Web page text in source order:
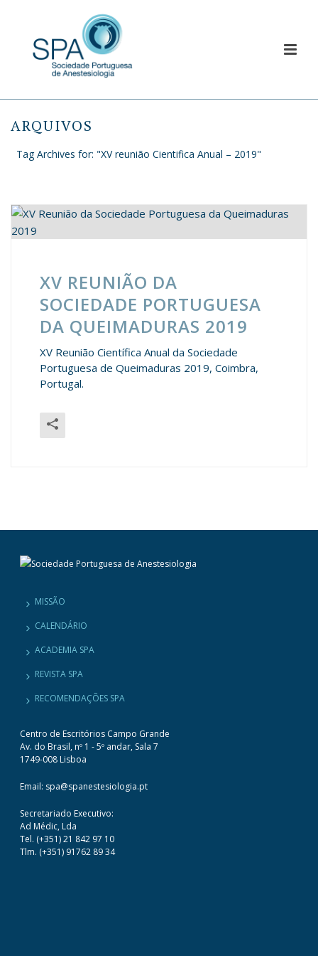
ARQUIVOS
Tag Archives for: "XV reunião Cientifica Anual – 2019"
XV REUNIÃO DA
SOCIEDADE PORTUGUESA
DA QUEIMADURAS 2019
XV Reunião Científica Anual da Sociedade
Portuguesa de Queimaduras 2019, Coimbra,
Portugal.
MISSÃO
CALENDÁRIO
ACADEMIA SPA
REVISTA SPA
RECOMENDAÇÕES SPA
Centro de Escritórios Campo Grande
Av. do Brasil, nº 1 - 5º andar, Sala 7
1749-008 Lisboa
Email: spa@spanestesiologia.pt
Secretariado Executivo:
Ad Médic, Lda
Tel. (+351) 21 842 97 10
Tlm. (+351) 91762 89 34